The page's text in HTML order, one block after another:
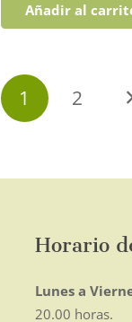
Añadir al
Paginación
de
1 2
Horario
Lunes a
20.00 horas.